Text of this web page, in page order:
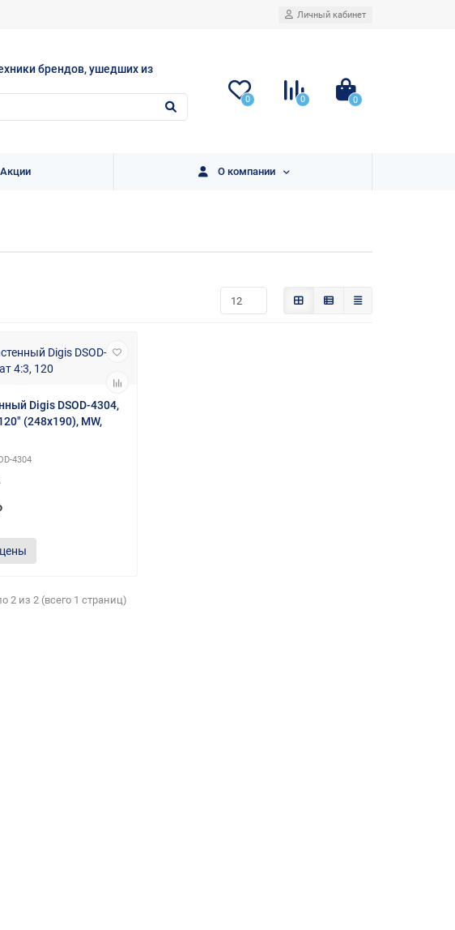
Личный кабинет
брендов, ушедших из
0 0 0
Акции О компании
Digis DSOD-4304,
(248x190), MW,
4304
2 из 2 (всего 1 страниц)